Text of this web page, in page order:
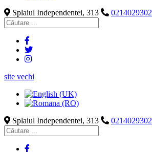
Splaiul Independentei, 313
0214029302
site vechi
Splaiul Independentei, 313 0214029302